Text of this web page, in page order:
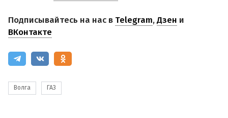
Подписывайтесь на нас в Telegram,Дзен и
ВКонтакте
Волга ГАЗ